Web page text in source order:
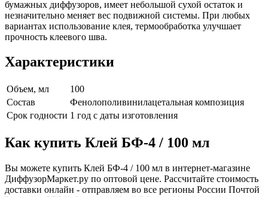
бумажных диффузоров, имеет небольшой сухой остаток и
незначительно меняет вес подвижной системы. При любых
вариантах использование клея, термообработка улучшает
прочность клеевого шва.
Характеристики
Объем, мл
100
Состав
Фенолополивинилацетальная композиция
Срок годности 1 год с даты изготовления
Как купить Клей БФ-4 / 100 мл
Вы можете купить Клей БФ-4 / 100 мл в интернет-магазине
ДиффузорМаркет.ру по оптовой цене. Рассчитайте стоимость
доставки онлайн - отправляем во все регионы России Почтой